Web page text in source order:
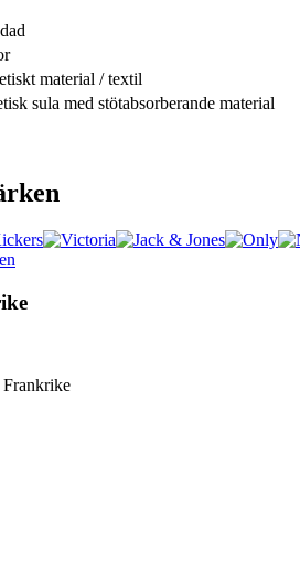
material / textil
sula med stötabsorberande material